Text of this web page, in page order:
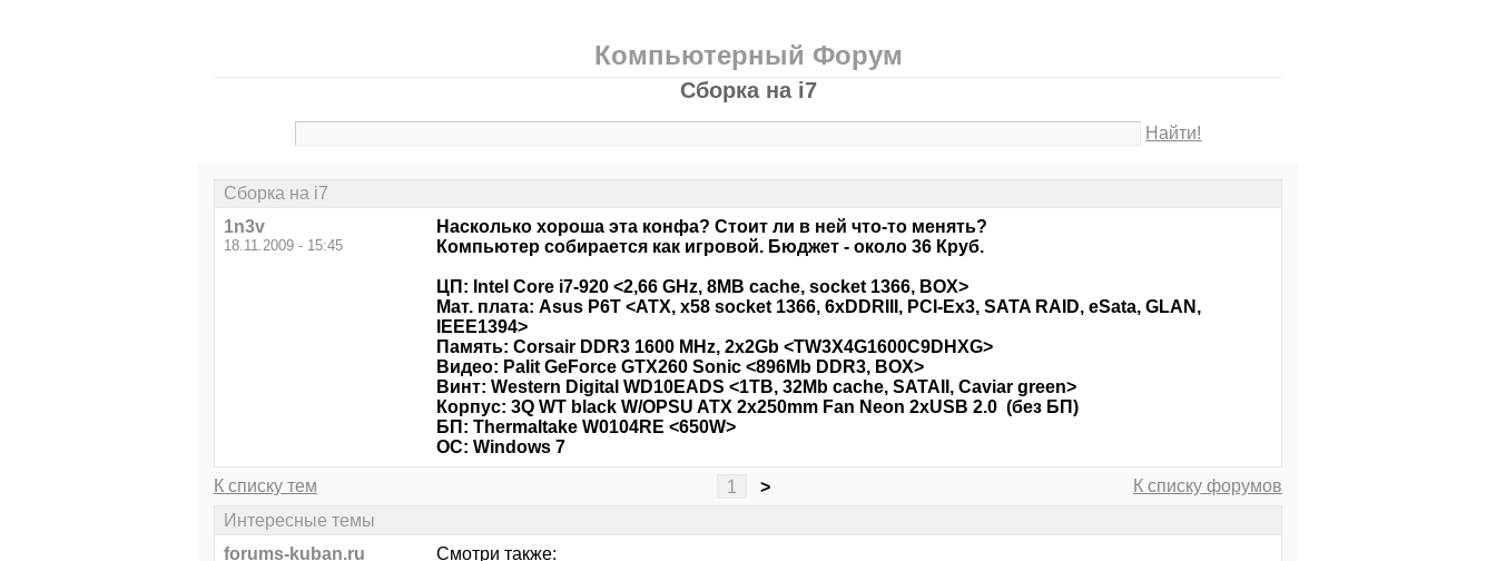
Компьютерный Форум
Сборка на i7
Найти!
Сборка на i7
1n3v
18.11.2009 - 15:45
Насколько хороша эта конфа? Стоит ли в ней что-то менять?
Компьютер собирается как игровой. Бюджет - около 36 Круб.
ЦП: Intel Core i7-920 <2,66 GHz, 8MB cache, socket 1366, BOX>
Мат. плата: Asus P6T <ATX, x58 socket 1366, 6xDDRIII, PCI-Ex3, SATA RAID, eSata, GLAN,
IEEE1394>
Память: Corsair DDR3 1600 MHz, 2x2Gb <TW3X4G1600C9DHXG>
Видео: Palit GeForce GTX260 Sonic <896Mb DDR3, BOX>
Винт: Western Digital WD10EADS <1TB, 32Mb cache, SATAII, Caviar green>
Корпус: 3Q WT black W/OPSU ATX 2x250mm Fan Neon 2xUSB 2.0 (без БП)
БП: Thermaltake W0104RE <650W>
ОС: Windows 7
К списку тем 1 >
К списку форумов
Интересные темы
forums-kuban.ru
Смотри также: